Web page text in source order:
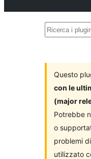
Ricerca
Questo
con le
(major
Potrebbe
o
problemi
utilizzato